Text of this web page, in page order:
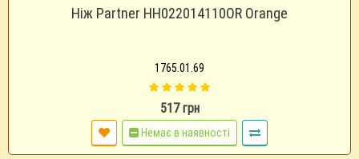
Ніж Partner HH022014110OR Orange
1765.01.69
517 грн
Немає в наявності